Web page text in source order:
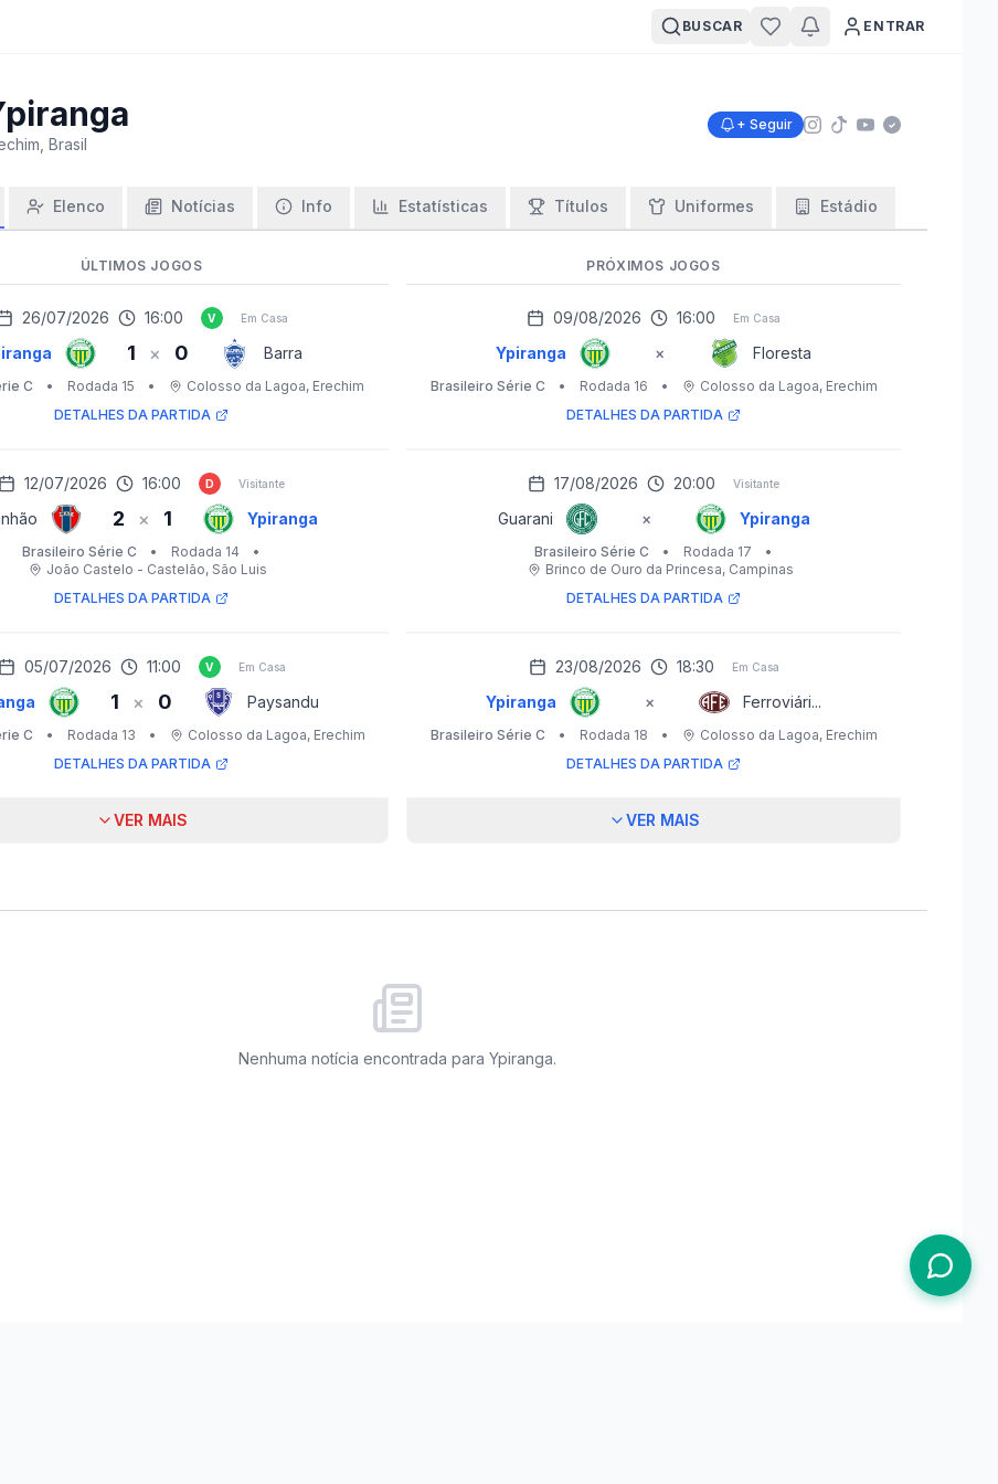
BUSCAR ENTRAR
Brasil
+ Seguir
Elenco Notícias Info Estatísticas Títulos Uniformes Estádio
ÚLTIMOS JOGOS
26/07/2026 16:00 V Em Casa
1 × 0 Barra
C • Rodada 15 • Colosso da Lagoa, Erechim
DETALHES DA PARTIDA
12/07/2026 16:00 D Visitante
2 × 1 Ypiranga
Brasileiro Série C • Rodada 14
•
João Castelo - Castelão, São Luis
DETALHES DA PARTIDA
05/07/2026 11:00 V Em Casa
1 × 0 Paysandu
C • Rodada 13 • Colosso da Lagoa, Erechim
DETALHES DA PARTIDA
VER MAIS
PRÓXIMOS JOGOS
09/08/2026 16:00 Em Casa
Ypiranga × Floresta
Brasileiro Série C • Rodada 16 • Colosso da Lagoa, Erechim
DETALHES DA PARTIDA
17/08/2026 20:00 Visitante
Guarani × Ypiranga
Brasileiro Série C • Rodada 17
•
Brinco de Ouro da Princesa, Campinas
DETALHES DA PARTIDA
23/08/2026 18:30 Em Casa
Ypiranga × Ferroviári...
Brasileiro Série C • Rodada 18 • Colosso da Lagoa, Erechim
DETALHES DA PARTIDA
VER MAIS
Nenhuma notícia encontrada para Ypiranga.